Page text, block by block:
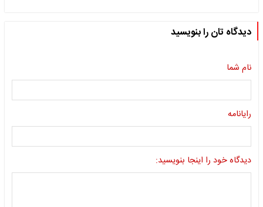
دیدگاه تان را بنویسید
نام شما
رایانامه
دیدگاه خود را اینجا بنویسید: